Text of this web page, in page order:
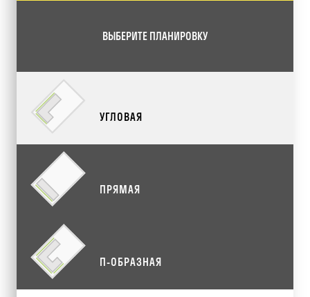
ВЫБЕРИТЕ ПЛАНИРОВКУ
УГЛОВАЯ
ПРЯМАЯ
П-ОБРАЗНАЯ